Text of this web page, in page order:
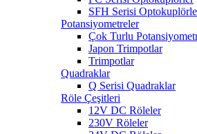
SFH Serisi
Potansiyometreler
Çok Turlu
Japon Trimpotlar
Trimpotlar
Quadraklar
Q Serisi Quadraklar
Röle Çeşitleri
12V DC Röleler
230V Röleler